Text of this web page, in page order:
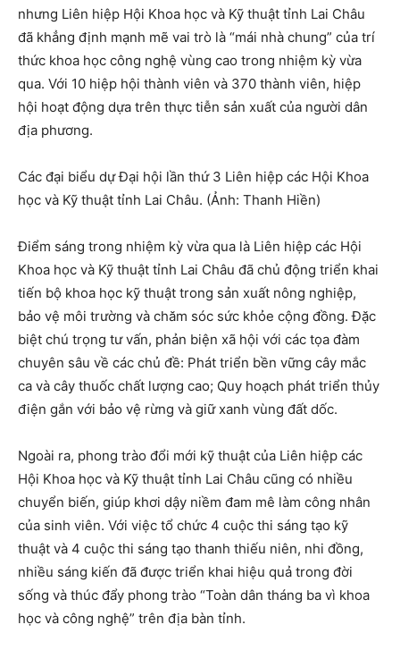
nhưng Liên hiệp Hội Khoa học và Kỹ thuật tỉnh Lai Châu
đã khẳng định mạnh mẽ vai trò là “mái nhà chung” của trí
thức khoa học công nghệ vùng cao trong nhiệm kỳ vừa
qua. Với 10 hiệp hội thành viên và 370 thành viên, hiệp
hội hoạt động dựa trên thực tiễn sản xuất của người dân
địa phương.
Các đại biểu dự Đại hội lần thứ 3 Liên hiệp các Hội Khoa
học và Kỹ thuật tỉnh Lai Châu. (Ảnh: Thanh Hiền)
Điểm sáng trong nhiệm kỳ vừa qua là Liên hiệp các Hội
Khoa học và Kỹ thuật tỉnh Lai Châu đã chủ động triển khai
tiến bộ khoa học kỹ thuật trong sản xuất nông nghiệp,
bảo vệ môi trường và chăm sóc sức khỏe cộng đồng. Đặc
biệt chú trọng tư vấn, phản biện xã hội với các tọa đàm
chuyên sâu về các chủ đề: Phát triển bền vững cây mắc
ca và cây thuốc chất lượng cao; Quy hoạch phát triển thủy
điện gắn với bảo vệ rừng và giữ xanh vùng đất dốc.
Ngoài ra, phong trào đổi mới kỹ thuật của Liên hiệp các
Hội Khoa học và Kỹ thuật tỉnh Lai Châu cũng có nhiều
chuyển biến, giúp khơi dậy niềm đam mê làm công nhân
của sinh viên. Với việc tổ chức 4 cuộc thi sáng tạo kỹ
thuật và 4 cuộc thi sáng tạo thanh thiếu niên, nhi đồng,
nhiều sáng kiến ​​đã được triển khai hiệu quả trong đời
sống và thúc đẩy phong trào “Toàn dân tháng ba vì khoa
học và công nghệ” trên địa bàn tỉnh.